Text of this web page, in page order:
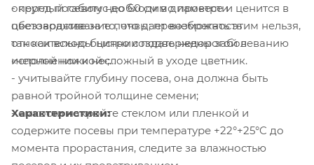
округлый габитус до 60 см в диаметре и ценится в
цветоводстве за то, что дает возможность
относительно быстро создать недорогой в
исполнении и несложный в уходе цветник.
- перед посевом необходимо провести
обеззараживание почвы; пренебрегать этим нельзя,
так как всходы циннии подвержены заболеванию
«черной ножкой»;
- учитывайте глубину посева, она должна быть
равной тройной толщине семени;
- емкости накройте стеклом или пленкой и
содержите посевы при температуре +22°+25°C до
момента прорастания, следите за влажностью
Характеристики: